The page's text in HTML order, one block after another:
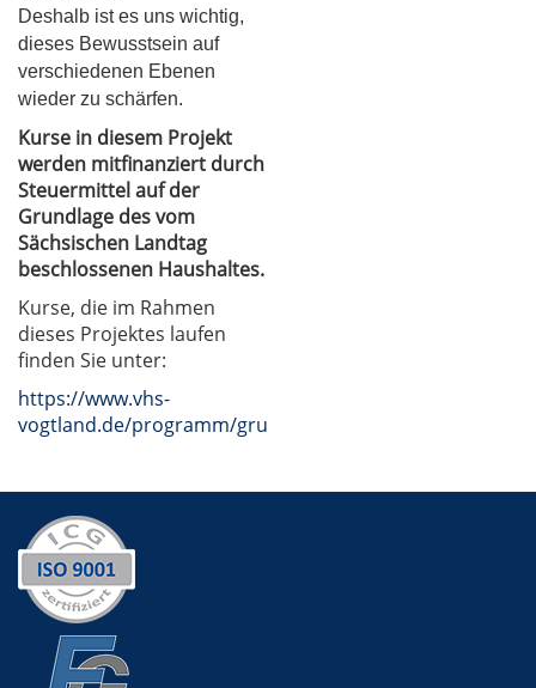
Deshalb ist es uns wichtig,
dieses Bewusstsein auf
verschiedenen Ebenen
wieder zu schärfen.
Kurse in diesem Projekt
werden mitfinanziert durch
Steuermittel auf der
Grundlage des vom
Sächsischen Landtag
beschlossenen Haushaltes.
Kurse, die im Rahmen
dieses Projektes laufen
finden Sie unter:
https://www.vhs-
vogtland.de/programm/grundbildung/#inhalt